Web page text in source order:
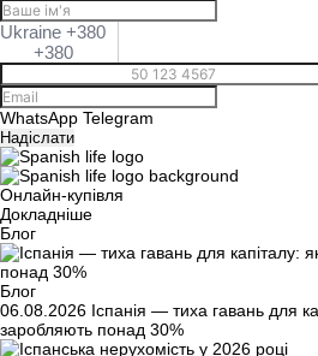
Ukraine +380
+380
WhatsApp Telegram
Надіслати
Онлайн-купівля
Докладніше
Блог
Блог
06.08.2026 Іспанія — тиха гавань для
заробляють понад 30%